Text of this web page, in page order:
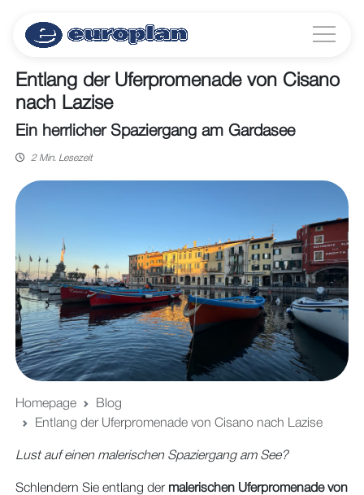
Entlang der Uferpromenade von Cisano
nach Lazise
Ein herrlicher Spaziergang am Gardasee
2 Min. Lesezeit
Homepage
Blog
Entlang der Uferpromenade von Cisano nach Lazise
Lust auf einen malerischen Spaziergang am See?
Schlendern Sie entlang der malerischen Uferpromenade von